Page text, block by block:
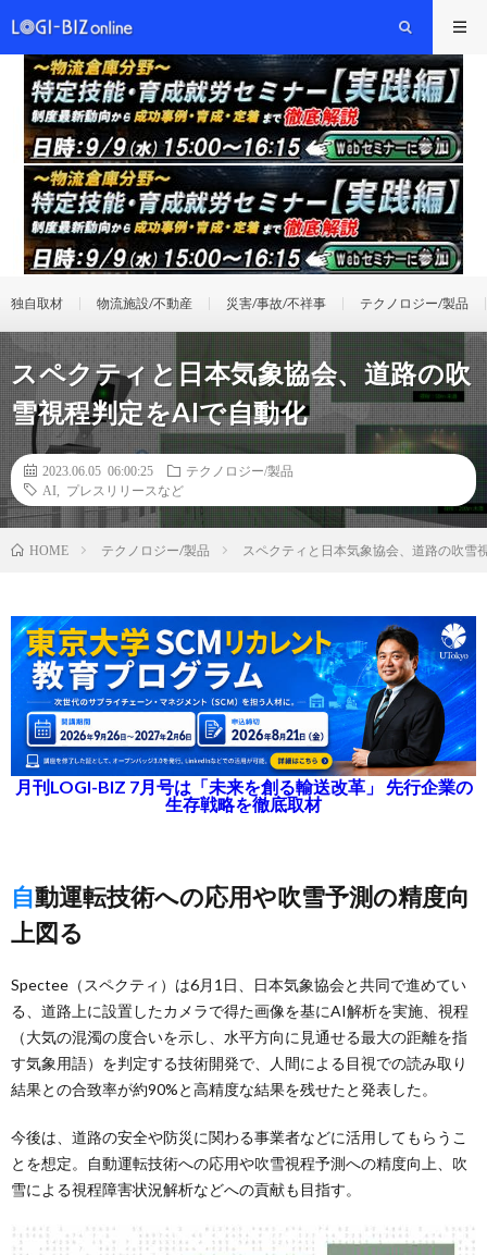
独自取材 物流施設/不動産 災害/事故/不祥事 テクノロジー/製品
スペクティと日本気象協会、道路の吹
雪視程判定をAIで自動化
2023.06.05 06:00:25
テクノロジー/製品
AI
プレスリリースなど
HOME テクノロジー/製品 スペクティと日本気象協会、道路の吹雪
月刊LOGI-BIZ 7月号は「未来を創る輸送改革」 先行企業の
生存戦略を徹底取材
自動運転技術への応用や吹雪予測の精度向
上図る
Spectee（スペクティ）は6月1日、日本気象協会と共同で進めてい
る、道路上に設置したカメラで得た画像を基にAI解析を実施、視程
（大気の混濁の度合いを示し、水平方向に見通せる最大の距離を指
す気象用語）を判定する技術開発で、人間による目視での読み取り
結果との合致率が約90%と高精度な結果を残せたと発表した。
今後は、道路の安全や防災に関わる事業者などに活用してもらうこ
とを想定。自動運転技術への応用や吹雪視程予測への精度向上、吹
雪による視程障害状況解析などへの貢献も目指す。